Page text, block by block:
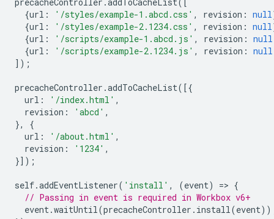
{url : '/styles/example-1.abcd.css' , revision : null
{url : '/styles/example-2.1234.css' , revision : null
{url : '/scripts/example-1.abcd.js' , revision : null
{url : '/scripts/example-2.1234.js' , revision : null
]);
precacheController .addToCacheList([{
url : '/index.html' ,
revision : 'abcd' ,
},
{
url : '/about.html' ,
revision : '1234' ,
}]);
self.addEventListener( 'install' , (event) => {
// Passing in event is required in Workbox v6+
event.waitUntil(precacheController . install(event